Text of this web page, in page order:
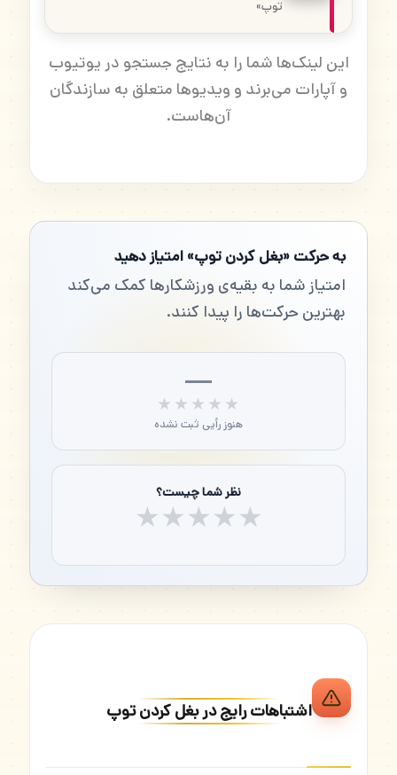
توپ»
این لینک‌ها شما را به نتایج جستجو در یوتیوب
و آپارات می‌برند و ویدیوها متعلق به سازندگان
آن‌هاست.
به حرکت «بغل کردن توپ» امتیاز دهید
امتیاز شما به بقیه‌ی ورزشکارها کمک می‌کند
بهترین حرکت‌ها را پیدا کنند.
—
★★★★★
هنوز رأیی ثبت نشده
نظر شما چیست؟
★★★★★
اشتباهات رایج در بغل کردن توپ